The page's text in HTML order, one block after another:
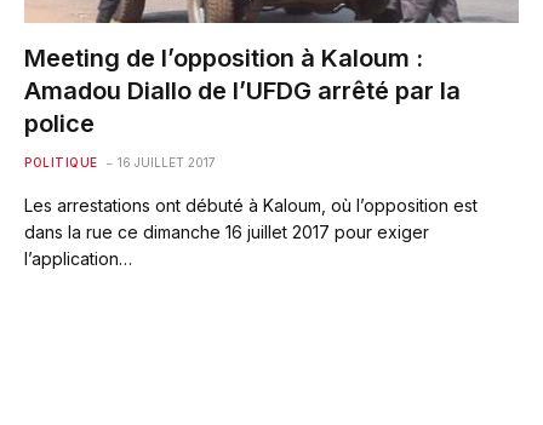
Meeting de l’opposition à Kaloum :
Amadou Diallo de l’UFDG arrêté par la
police
POLITIQUE 16 JUILLET 2017
Les arrestations ont débuté à Kaloum, où l’opposition est
dans la rue ce dimanche 16 juillet 2017 pour exiger
l’application…